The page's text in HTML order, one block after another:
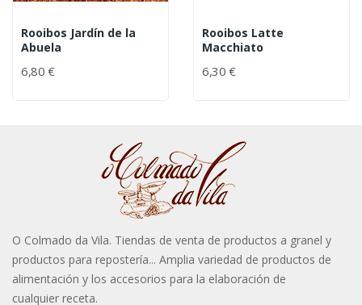
Rooibos Jardín de la
Abuela
6,80 €
Rooibos Latte
Macchiato
6,30 €
O Colmado da Vila. Tiendas de venta de productos a granel y
productos para repostería... Amplia variedad de productos de
alimentación y los accesorios para la elaboración de
cualquier receta.